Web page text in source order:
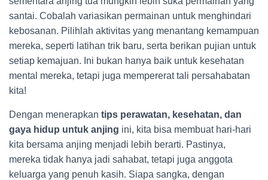
santai. Cobalah variasikan permainan untuk menghindari
kebosanan. Pilihlah aktivitas yang menantang kemampuan
mereka, seperti latihan trik baru, serta berikan pujian untuk
setiap kemajuan. Ini bukan hanya baik untuk kesehatan
mental mereka, tetapi juga mempererat tali persahabatan
kita!
Dengan menerapkan tips perawatan, kesehatan, dan
gaya hidup untuk anjing ini, kita bisa membuat hari-hari
kita bersama anjing menjadi lebih berarti. Pastinya,
mereka tidak hanya jadi sahabat, tetapi juga anggota
keluarga yang penuh kasih. Siapa sangka, dengan